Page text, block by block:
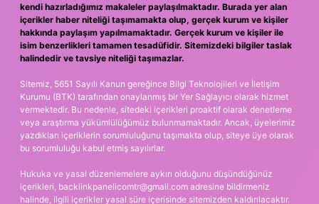
kendi hazırladığımız makaleler paylaşılmaktadır. Burada yer alan
içerikler haber niteliği taşımamakta olup, gerçek kurum ve kişiler
hakkında paylaşım yapılmamaktadır. Gerçek kurum ve kişiler ile
isim benzerlikleri tamamen tesadüfidir. Sitemizdeki bilgiler taslak
halindedir ve tavsiye niteliği taşımazlar.
Sitemiz, 5651 Sayılı Kanun gereğince Bilgi Teknolojileri ve İletişim
Kurumu (BTK) tarafından onaylanmış bir Yer Sağlayıcı olarak hizmet
vermektedir. Bu nedenle, sitedeki içerikleri proaktif olarak denetleme
veya araştırma yükümlülüğümüz bulunmamaktadır. Ancak, üyelerimiz
yazdıkları içeriklerin sorumluluğunu taşımakta olup, siteye üye olarak
bu sorumluluğu kabul etmiş sayılırlar.
Hukuka ve yasal düzenlemelere aykırı olduğunu düşündüğünüz
içerikleri, backlinkpanelicomtr@gmail.com adresine bildirmeniz
halinde, ilgili içerikler yasal süre içerisinde sitemizden kaldırılacaktır.